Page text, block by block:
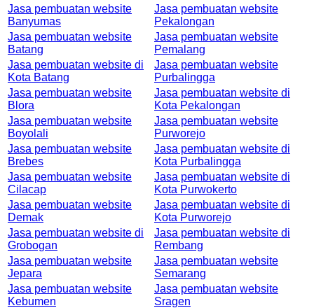
Jasa pembuatan website
Banyumas
Jasa pembuatan website
Pekalongan
Jasa pembuatan website
Batang
Jasa pembuatan website
Pemalang
Jasa pembuatan website di
Kota Batang
Jasa pembuatan website
Purbalingga
Jasa pembuatan website
Blora
Jasa pembuatan website di
Kota Pekalongan
Jasa pembuatan website
Boyolali
Jasa pembuatan website
Purworejo
Jasa pembuatan website
Brebes
Jasa pembuatan website di
Kota Purbalingga
Jasa pembuatan website
Cilacap
Jasa pembuatan website di
Kota Purwokerto
Jasa pembuatan website
Demak
Jasa pembuatan website di
Kota Purworejo
Jasa pembuatan website di
Grobogan
Jasa pembuatan website di
Rembang
Jasa pembuatan website
Jepara
Jasa pembuatan website
Semarang
Jasa pembuatan website
Kebumen
Jasa pembuatan website
Sragen